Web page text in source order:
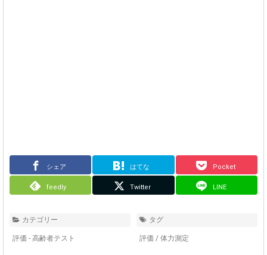
シェア はてな Pocket
feedly Twitter LINE
カテゴリー
評価 - 高齢者テスト
タグ
評価 / 体力測定